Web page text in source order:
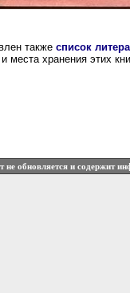
также список
места хранения этих
обновляется и содержит